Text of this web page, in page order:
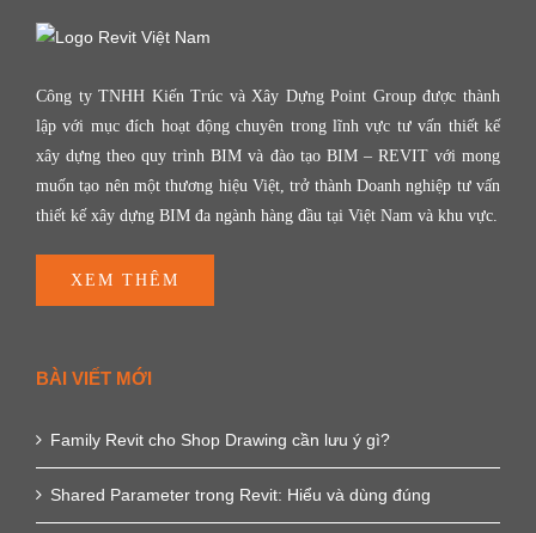
Công ty TNHH Kiến Trúc và Xây Dựng Point Group được thành
lập với mục đích hoạt động chuyên trong lĩnh vực tư vấn thiết kế
xây dựng theo quy trình BIM và đào tạo BIM – REVIT với mong
muốn tạo nên một thương hiệu Việt, trở thành Doanh nghiệp tư vấn
thiết kế xây dựng BIM đa ngành hàng đầu tại Việt Nam và khu vực.
XEM THÊM
BÀI VIẾT MỚI
Family Revit cho Shop Drawing cần lưu ý gì?
Shared Parameter trong Revit: Hiểu và dùng đúng